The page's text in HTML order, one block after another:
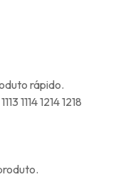
rápido.
1114 1214 1218